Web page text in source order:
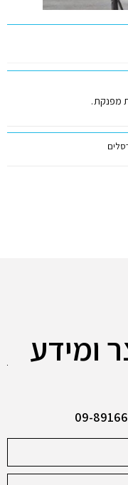
מפנקת.
ומידע
09-